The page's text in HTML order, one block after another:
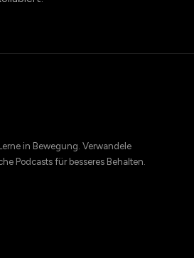
in Bewegung. Verwandele
Podcasts für besseres Behalten.